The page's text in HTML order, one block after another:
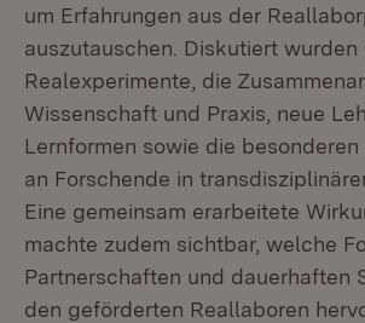
um Erfahrungen aus der
auszutauschen. Diskutiert wurden
Realexperimente, die
Wissenschaft und Praxis, neue
Lernformen sowie die
an Forschende in
Eine gemeinsam erarbeitete
machte zudem sichtbar, welche
Partnerschaften und dauerhaften
den geförderten Reallaboren